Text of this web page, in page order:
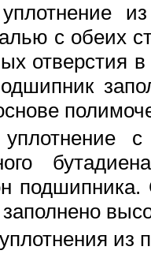
уплотнение
с обеих
отверстия
уплотнение
из